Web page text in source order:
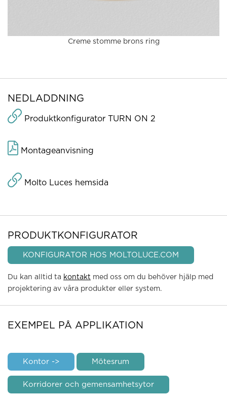
Creme stomme brons ring
NEDLADDNING
Produktkonfigurator TURN ON 2
Montageanvisning
Molto Luces hemsida
PRODUKTKONFIGURATOR
KONFIGURATOR HOS MOLTOLUCE.COM
Du kan alltid ta kontakt med oss om du behöver hjälp med
projektering av våra produkter eller system.
EXEMPEL PÅ APPLIKATION
Kontor -> Mötesrum
Korridorer och gemensamhetsytor